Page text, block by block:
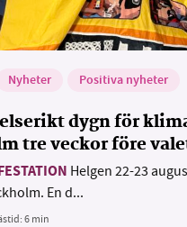
Nyheter Positiva nyheter
dygn för
tre veckor före
Helgen 22-23
En d...
6 min